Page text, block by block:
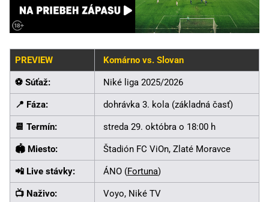
PREVIEW Komárno vs. Slovan
⚽ Súťaž: Niké liga 2025/2026
📍 Fáza: dohrávka 3. kola (základná časť)
📆 Termín: streda 29. októbra o 18:00 h
🏟️ Miesto: Štadión FC ViOn, Zlaté Moravce
📲 Live stávky: ÁNO (Fortuna)
📺 Naživo: Voyo, Niké TV